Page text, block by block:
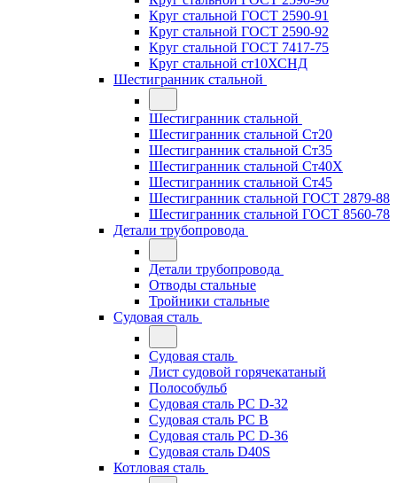
Круг стальной ГОСТ 2590-91
Круг стальной ГОСТ 2590-92
Круг стальной ГОСТ 7417-75
Круг стальной ст10ХСНД
Шестигранник стальной
Шестигранник стальной
Шестигранник стальной Ст20
Шестигранник стальной Ст35
Шестигранник стальной Ст40Х
Шестигранник стальной Ст45
Шестигранник стальной ГОСТ 2879-88
Шестигранник стальной ГОСТ 8560-78
Детали трубопровода
Детали трубопровода
Отводы стальные
Тройники стальные
Судовая сталь
Судовая сталь
Лист судовой горячекатаный
Полособульб
Судовая сталь РС D-32
Судовая сталь РС В
Судовая сталь РС D-36
Судовая сталь D40S
Котловая сталь